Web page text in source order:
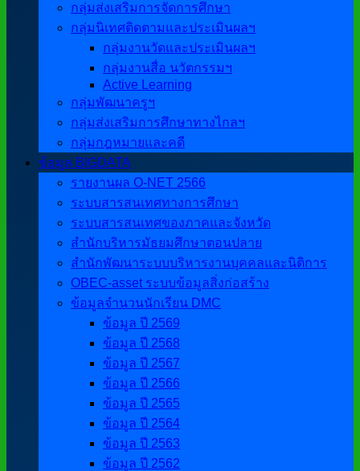
กลุ่มส่งเสริมการจัดการศึกษา
กลุ่มนิเทศติดตามและประเมินผลฯ
กลุ่มงานวัดและประเมินผลฯ
กลุ่มงานสื่อ นวัตกรรมฯ
Active Learning
กลุ่มพัฒนาครูฯ
กลุ่มส่งเสริมการศึกษาทางไกลฯ
กลุ่มกฎหมายและคดี
ข้อมูล BIGDATA
รายงานผล O-NET 2566
ระบบสารสนเทศทางการศึกษา
ระบบสารสนเทศของภาคและจังหวัด
สำนักบริหารมัธยมศึกษาตอนปลาย
สำนักพัฒนาระบบบริหารงานบุคคลและนิติการ
OBEC-asset ระบบข้อมูลสิ่งก่อสร้าง
ข้อมูลจำนวนนักเรียน DMC
ข้อมูล ปี 2569
ข้อมูล ปี 2568
ข้อมูล ปี 2567
ข้อมูล ปี 2566
ข้อมูล ปี 2565
ข้อมูล ปี 2564
ข้อมูล ปี 2563
ข้อมูล ปี 2562